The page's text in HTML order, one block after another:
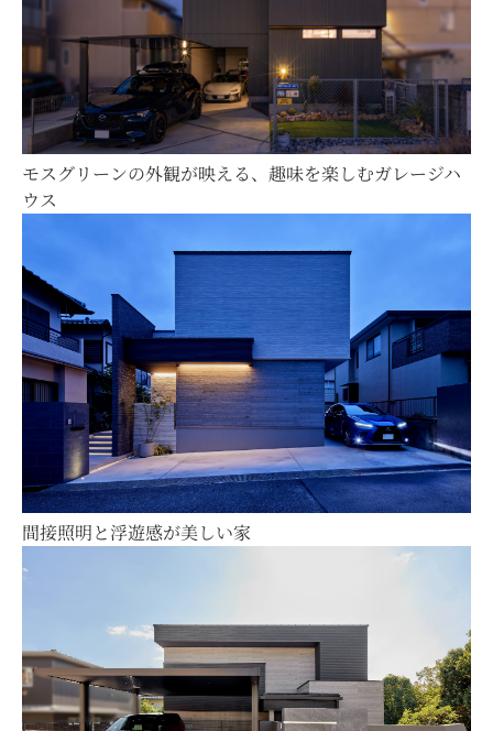
モスグリーンの外観が映える、趣味を楽しむガレージハ
ウス
間接照明と浮遊感が美しい家